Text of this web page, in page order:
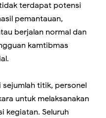
terdapat potensi
pemantauan,
berjalan normal dan
kamtibmas
sejumlah titik, personel
untuk melaksanakan
kegiatan. Seluruh